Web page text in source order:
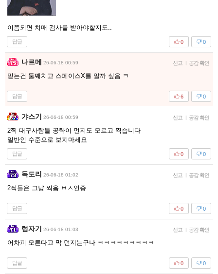
이쯤되면 치매 검사를 받아야할지도..
답글 0
0
나르메 26-06-18 00:59 신고 | 공감 확인
믿는건 둘째치고 스페이스X를 알까 싶음 ㅋ
답글 0
6
갸스기 26-06-18 00:59 신고 | 공감 확인
2찍 대구사람들 공략이 먼지도 모르고 찍습니다
일반인 수준으로 보지마세요
답글 0
0
독도리 26-06-18 01:02 신고 | 공감 확인
2찍들은 그냥 찍음 ㅂㅅ인증
답글 0
0
럼자기 26-06-18 01:03 신고 | 공감 확인
어차피 모른다고 막 던지는구나 ㅋㅋㅋㅋㅋㅋㅋㅋㅋ
답글 0
0